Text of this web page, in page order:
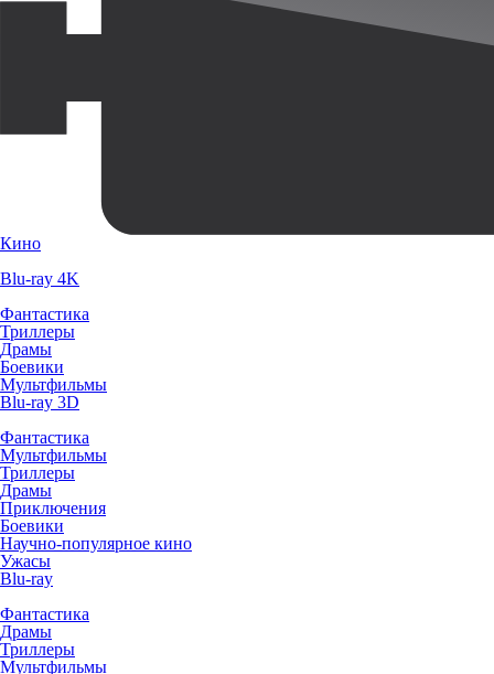
Кино
Blu-ray 4K
Фантастика
Триллеры
Драмы
Боевики
Мультфильмы
Blu-ray 3D
Фантастика
Мультфильмы
Триллеры
Драмы
Приключения
Боевики
Научно-популярное кино
Ужасы
Blu-ray
Фантастика
Драмы
Триллеры
Мультфильмы